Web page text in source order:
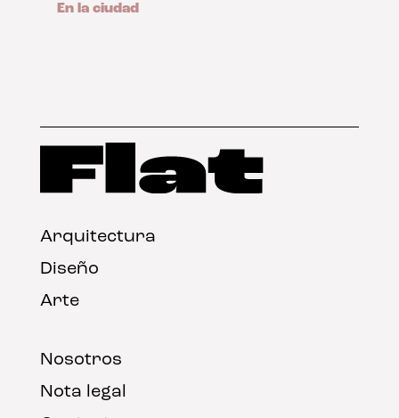
En la ciudad
Arquitectura
Diseño
Arte
Nosotros
Nota legal